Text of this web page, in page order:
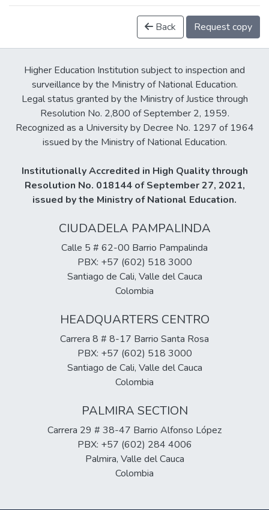
Back Request copy
Higher Education Institution subject to inspection and
surveillance by the Ministry of National Education.
Legal status granted by the Ministry of Justice through
Resolution No. 2,800 of September 2, 1959.
Recognized as a University by Decree No. 1297 of 1964
issued by the Ministry of National Education.
Institutionally Accredited in High Quality through
Resolution No. 018144 of September 27, 2021,
issued by the Ministry of National Education.
CIUDADELA PAMPALINDA
Calle 5 # 62-00 Barrio Pampalinda
PBX: +57 (602) 518 3000
Santiago de Cali, Valle del Cauca
Colombia
HEADQUARTERS CENTRO
Carrera 8 # 8-17 Barrio Santa Rosa
PBX: +57 (602) 518 3000
Santiago de Cali, Valle del Cauca
Colombia
PALMIRA SECTION
Carrera 29 # 38-47 Barrio Alfonso López
PBX: +57 (602) 284 4006
Palmira, Valle del Cauca
Colombia